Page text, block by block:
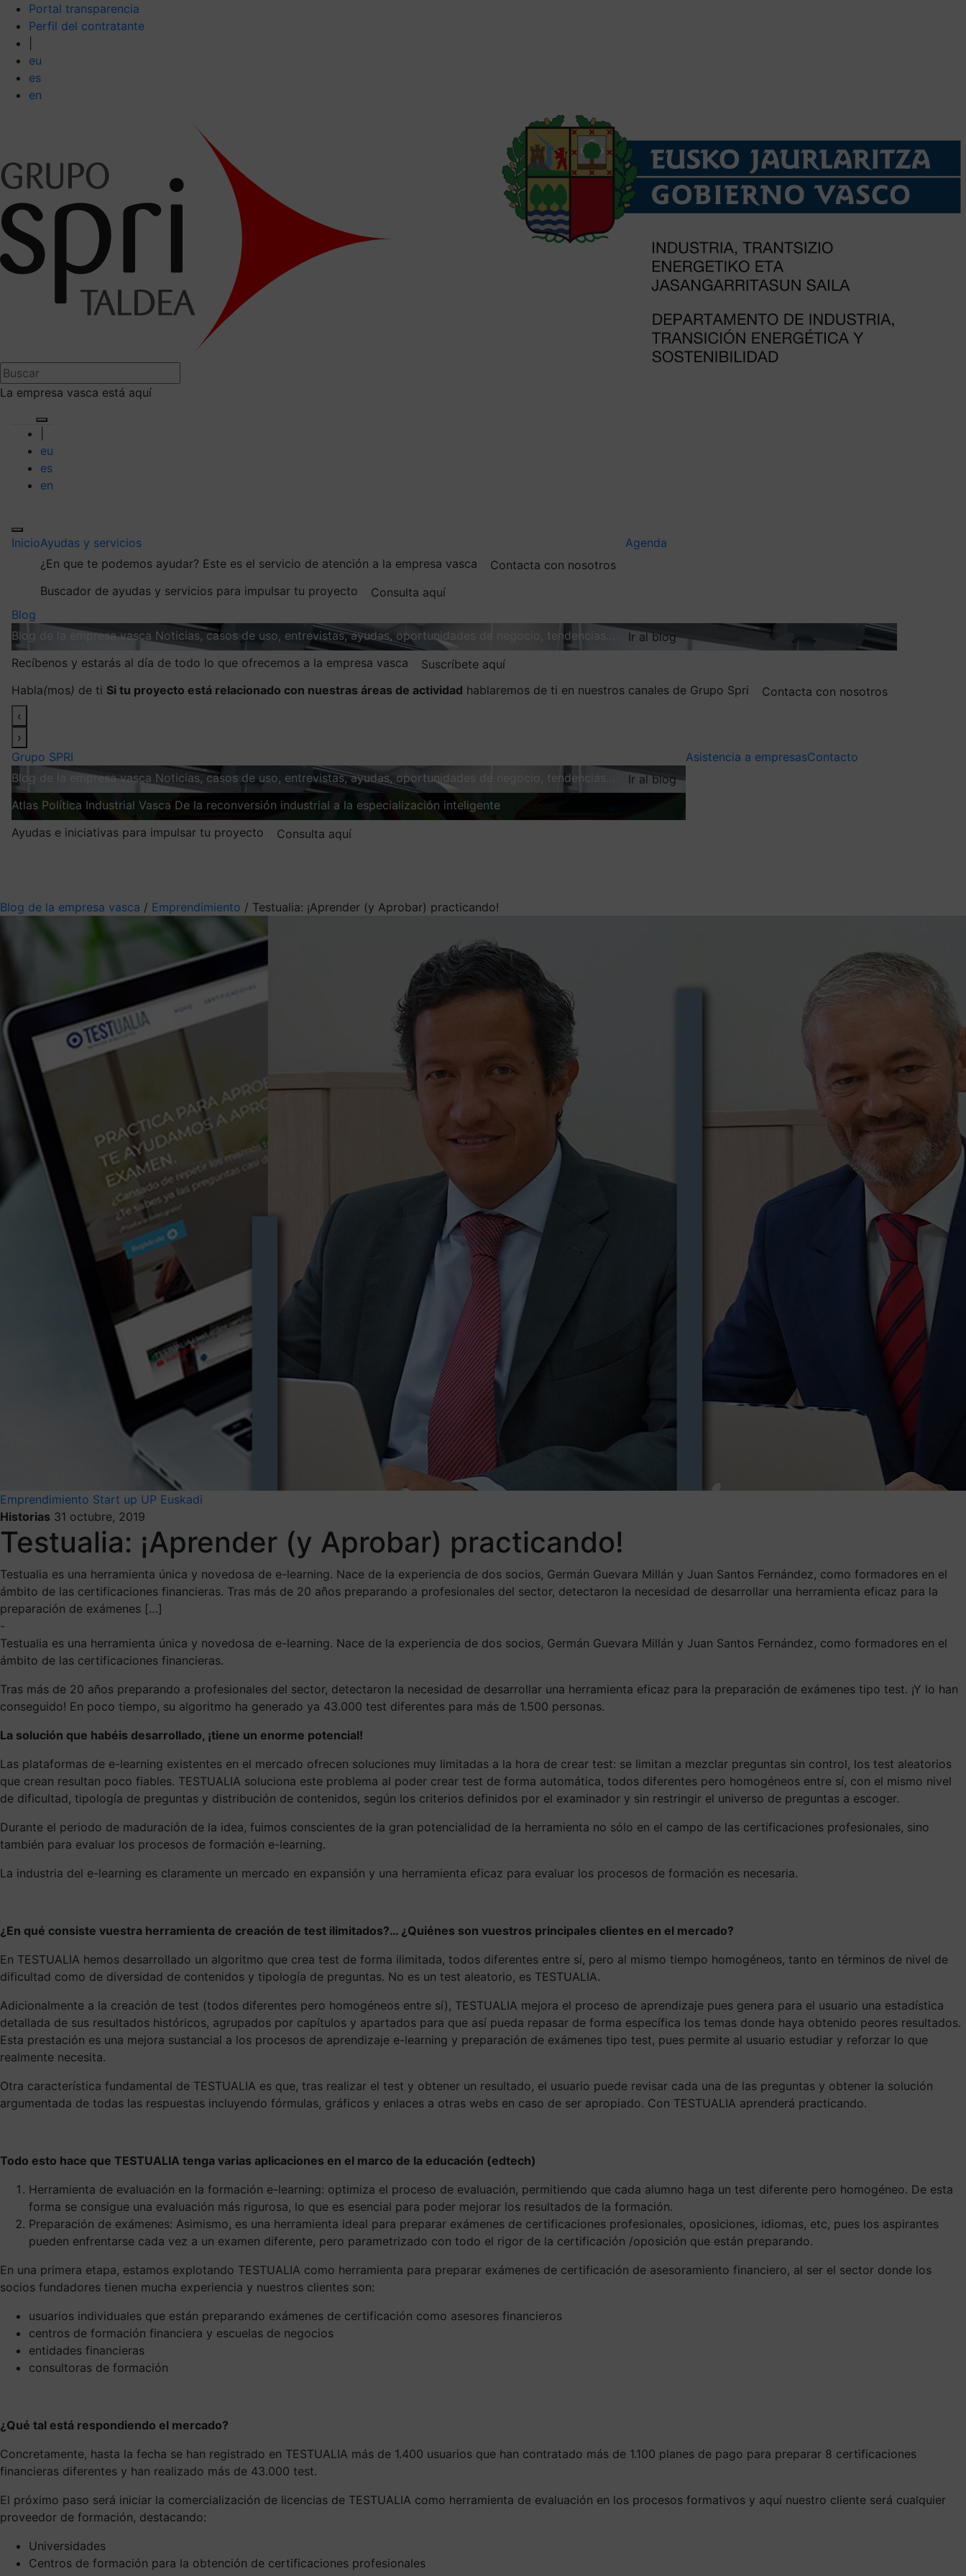
Portal transparencia
Perfil del contratante
eu
es
en
La empresa vasca está aquí
eu
es
en
InicioAyudas y servicios
¿En que te podemos ayudar? Este es el servicio de atención a la empresa vasca
Contacta con nosotros
Buscador de ayudas y servicios para impulsar tu proyecto
Consulta aquí
Agenda
Blog
Blog de la empresa vasca Noticias, casos de uso, entrevistas, ayudas, oportunidades de negocio, tendencias…
Ir al blog
Recíbenos y estarás al día de todo lo que ofrecemos a la empresa vasca
Suscríbete aquí
Habla(mos) de ti Si tu proyecto está relacionado con nuestras áreas de actividad hablaremos de ti en nuestros canales de Grupo Spri
Contacta con nosotros
‹
›
Grupo SPRI
Blog de la empresa vasca Noticias, casos de uso, entrevistas, ayudas, oportunidades de negocio, tendencias…
Ir al blog
Atlas Política Industrial Vasca De la reconversión industrial a la especialización inteligente
Ayudas e iniciativas para impulsar tu proyecto
Consulta aquí
Asistencia a empresasContacto
Blog de la empresa vasca / Emprendimiento / Testualia: ¡Aprender (y Aprobar) practicando!
Emprendimiento Start up UP Euskadi
Historias 31 octubre, 2019
Testualia: ¡Aprender (y Aprobar) practicando!
Testualia es una herramienta única y novedosa de e-learning. Nace de la experiencia de dos socios, Germán Guevara Millán y Juan Santos Fernández, como formadores en el
ámbito de las certificaciones financieras. Tras más de 20 años preparando a profesionales del sector, detectaron la necesidad de desarrollar una herramienta eficaz para la
preparación de exámenes […]
-
Testualia es una herramienta única y novedosa de e-learning. Nace de la experiencia de dos socios, Germán Guevara Millán y Juan Santos Fernández, como formadores en el
ámbito de las certificaciones financieras.
Tras más de 20 años preparando a profesionales del sector, detectaron la necesidad de desarrollar una herramienta eficaz para la preparación de exámenes tipo test. ¡Y lo han
conseguido! En poco tiempo, su algoritmo ha generado ya 43.000 test diferentes para más de 1.500 personas.
La solución que habéis desarrollado, ¡tiene un enorme potencial!
Las plataformas de e-learning existentes en el mercado ofrecen soluciones muy limitadas a la hora de crear test: se limitan a mezclar preguntas sin control, los test aleatorios
que crean resultan poco fiables. TESTUALIA soluciona este problema al poder crear test de forma automática, todos diferentes pero homogéneos entre sí, con el mismo nivel
de dificultad, tipología de preguntas y distribución de contenidos, según los criterios definidos por el examinador y sin restringir el universo de preguntas a escoger.
Durante el periodo de maduración de la idea, fuimos conscientes de la gran potencialidad de la herramienta no sólo en el campo de las certificaciones profesionales, sino
también para evaluar los procesos de formación e-learning.
La industria del e-learning es claramente un mercado en expansión y una herramienta eficaz para evaluar los procesos de formación es necesaria.
¿En qué consiste vuestra herramienta de creación de test ilimitados?… ¿Quiénes son vuestros principales clientes en el mercado?
En TESTUALIA hemos desarrollado un algoritmo que crea test de forma ilimitada, todos diferentes entre sí, pero al mismo tiempo homogéneos, tanto en términos de nivel de
dificultad como de diversidad de contenidos y tipología de preguntas. No es un test aleatorio, es TESTUALIA.
Adicionalmente a la creación de test (todos diferentes pero homogéneos entre sí), TESTUALIA mejora el proceso de aprendizaje pues genera para el usuario una estadística
detallada de sus resultados históricos, agrupados por capítulos y apartados para que así pueda repasar de forma específica los temas donde haya obtenido peores resultados.
Esta prestación es una mejora sustancial a los procesos de aprendizaje e-learning y preparación de exámenes tipo test, pues permite al usuario estudiar y reforzar lo que
realmente necesita.
Otra característica fundamental de TESTUALIA es que, tras realizar el test y obtener un resultado, el usuario puede revisar cada una de las preguntas y obtener la solución
argumentada de todas las respuestas incluyendo fórmulas, gráficos y enlaces a otras webs en caso de ser apropiado. Con TESTUALIA aprenderá practicando.
Todo esto hace que TESTUALIA tenga varias aplicaciones en el marco de la educación (edtech)
Herramienta de evaluación en la formación e-learning: optimiza el proceso de evaluación, permitiendo que cada alumno haga un test diferente pero homogéneo. De esta
forma se consigue una evaluación más rigurosa, lo que es esencial para poder mejorar los resultados de la formación.
Preparación de exámenes: Asimismo, es una herramienta ideal para preparar exámenes de certificaciones profesionales, oposiciones, idiomas, etc, pues los aspirantes
pueden enfrentarse cada vez a un examen diferente, pero parametrizado con todo el rigor de la certificación /oposición que están preparando.
En una primera etapa, estamos explotando TESTUALIA como herramienta para preparar exámenes de certificación de asesoramiento financiero, al ser el sector donde los
socios fundadores tienen mucha experiencia y nuestros clientes son:
usuarios individuales que están preparando exámenes de certificación como asesores financieros
centros de formación financiera y escuelas de negocios
entidades financieras
consultoras de formación
¿Qué tal está respondiendo el mercado?
Concretamente, hasta la fecha se han registrado en TESTUALIA más de 1.400 usuarios que han contratado más de 1.100 planes de pago para preparar 8 certificaciones
financieras diferentes y han realizado más de 43.000 test.
El próximo paso será iniciar la comercialización de licencias de TESTUALIA como herramienta de evaluación en los procesos formativos y aquí nuestro cliente será cualquier
proveedor de formación, destacando:
Universidades
Centros de formación para la obtención de certificaciones profesionales